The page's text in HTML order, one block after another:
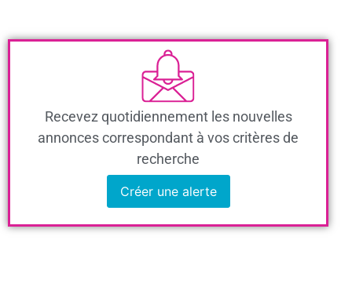
Recevez quotidiennement les nouvelles
annonces correspondant à vos critères de
recherche
Créer une alerte